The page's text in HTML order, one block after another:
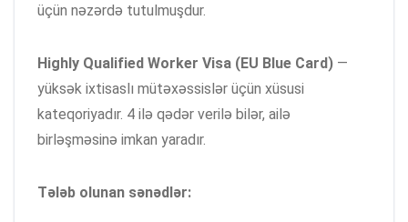
üçün nəzərdə tutulmuşdur.
Highly Qualified Worker Visa (EU Blue Card) —
yüksək ixtisaslı mütəxəssislər üçün xüsusi
kateqoriyadır. 4 ilə qədər verilə bilər, ailə
birləşməsinə imkan yaradır.
Tələb olunan sənədlər: